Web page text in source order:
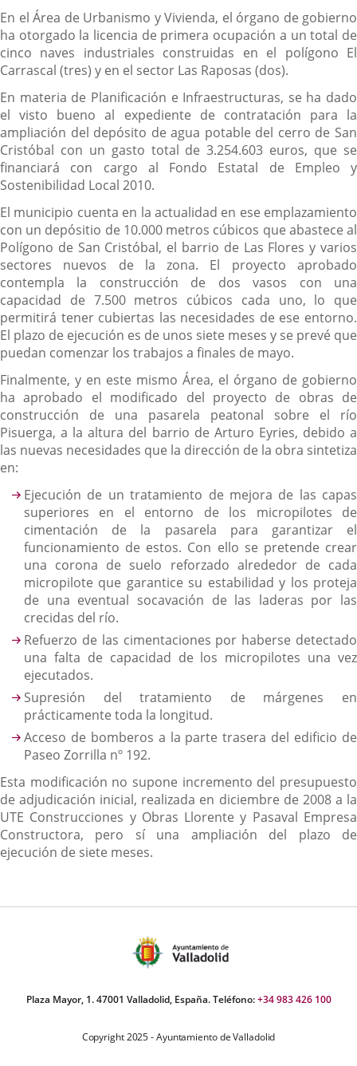
En el Área de Urbanismo y Vivienda, el órgano de gobierno
ha otorgado la licencia de primera ocupación a un total de
cinco naves industriales construidas en el polígono El
Carrascal (tres) y en el sector Las Raposas (dos).
En materia de Planificación e Infraestructuras, se ha dado
el visto bueno al expediente de contratación para la
ampliación del depósito de agua potable del cerro de San
Cristóbal con un gasto total de 3.254.603 euros, que se
financiará con cargo al Fondo Estatal de Empleo y
Sostenibilidad Local 2010.
El municipio cuenta en la actualidad en ese emplazamiento
con un depósitio de 10.000 metros cúbicos que abastece al
Polígono de San Cristóbal, el barrio de Las Flores y varios
sectores nuevos de la zona. El proyecto aprobado
contempla la construcción de dos vasos con una
capacidad de 7.500 metros cúbicos cada uno, lo que
permitirá tener cubiertas las necesidades de ese entorno.
El plazo de ejecución es de unos siete meses y se prevé que
puedan comenzar los trabajos a finales de mayo.
Finalmente, y en este mismo Área, el órgano de gobierno
ha aprobado el modificado del proyecto de obras de
construcción de una pasarela peatonal sobre el río
Pisuerga, a la altura del barrio de Arturo Eyries, debido a
las nuevas necesidades que la dirección de la obra sintetiza
en:
Ejecución de un tratamiento de mejora de las capas
superiores en el entorno de los micropilotes de
cimentación de la pasarela para garantizar el
funcionamiento de estos. Con ello se pretende crear
una corona de suelo reforzado alrededor de cada
micropilote que garantice su estabilidad y los proteja
de una eventual socavación de las laderas por las
crecidas del río.
Refuerzo de las cimentaciones por haberse detectado
una falta de capacidad de los micropilotes una vez
ejecutados.
Supresión del tratamiento de márgenes en
prácticamente toda la longitud.
Acceso de bomberos a la parte trasera del edificio de
Paseo Zorrilla nº 192.
Esta modificación no supone incremento del presupuesto
de adjudicación inicial, realizada en diciembre de 2008 a la
UTE Construcciones y Obras Llorente y Pasaval Empresa
Constructora, pero sí una ampliación del plazo de
ejecución de siete meses.
Plaza Mayor, 1. 47001 Valladolid, España. Teléfono:+34 983 426 100
Copyright 2025 - Ayuntamiento de Valladolid